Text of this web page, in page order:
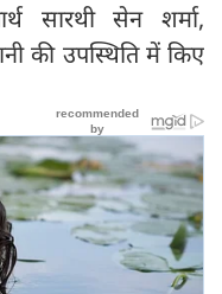
सारथी सेन शर्मा,
की उपस्थिति में किए